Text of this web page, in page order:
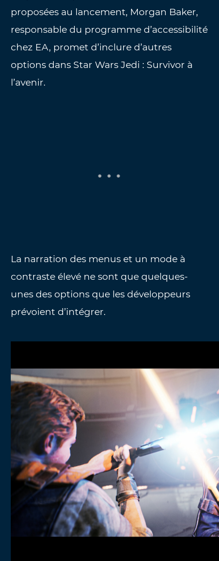
proposées au lancement, Morgan Baker,
responsable du programme d’accessibilité
chez EA, promet d’inclure d’autres
options dans Star Wars Jedi : Survivor à
l’avenir.
La narration des menus et un mode à
contraste élevé ne sont que quelques-
unes des options que les développeurs
prévoient d’intégrer.